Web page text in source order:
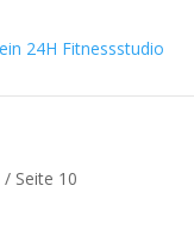
/ Seite 10